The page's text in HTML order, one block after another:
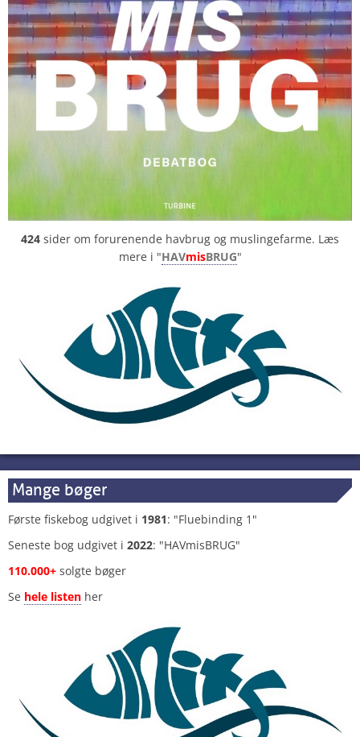
424 sider om forurenende havbrug og muslingefarme. Læs
mere i "HAVmisBRUG"
Mange bøger
Første fiskebog udgivet i 1981: "Fluebinding 1"
Seneste bog udgivet i 2022: "HAVmisBRUG"
110.000+ solgte bøger
Se hele listen her